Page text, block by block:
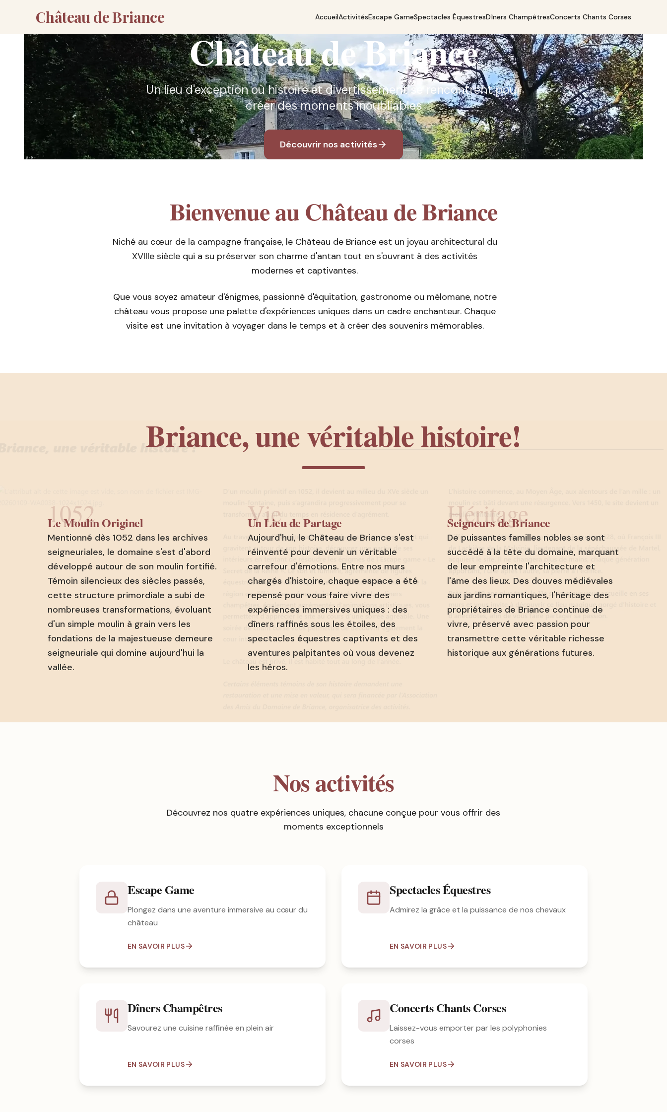
Château de Briance AccueilActivitésEscape GameSpectacles ÉquestresDîners ChampêtresConcerts Chants Corses
Château de Briance
Un lieu d'exception où histoire et divertissement se rencontrent pour
créer des moments inoubliables
Découvrir nos activités
Bienvenue au Château de Briance
Niché au cœur de la campagne française, le Château de Briance est un joyau architectural du
XVIIIe siècle qui a su préserver son charme d'antan tout en s'ouvrant à des activités
modernes et captivantes.
Que vous soyez amateur d'énigmes, passionné d'équitation, gastronome ou mélomane, notre
château vous propose une palette d'expériences uniques dans un cadre enchanteur. Chaque
visite est une invitation à voyager dans le temps et à créer des souvenirs mémorables.
Briance, une véritable histoire!
1052
Le Moulin Originel
Mentionné dès 1052 dans les archives
seigneuriales, le domaine s'est d'abord
développé autour de son moulin fortifié.
Témoin silencieux des siècles passés,
cette structure primordiale a subi de
nombreuses transformations, évoluant
d'un simple moulin à grain vers les
fondations de la majestueuse demeure
seigneuriale qui domine aujourd'hui la
vallée.
Vie
Un Lieu de Partage
Aujourd'hui, le Château de Briance s'est
réinventé pour devenir un véritable
carrefour d'émotions. Entre nos murs
chargés d'histoire, chaque espace a été
repensé pour vous faire vivre des
expériences immersives uniques : des
dîners raffinés sous les étoiles, des
spectacles équestres captivants et des
aventures palpitantes où vous devenez
les héros.
Héritage
Seigneurs de Briance
De puissantes familles nobles se sont
succédé à la tête du domaine, marquant
de leur empreinte l'architecture et
l'âme des lieux. Des douves médiévales
aux jardins romantiques, l'héritage des
propriétaires de Briance continue de
vivre, préservé avec passion pour
transmettre cette véritable richesse
historique aux générations futures.
Nos activités
Découvrez nos quatre expériences uniques, chacune conçue pour vous offrir des
moments exceptionnels
Escape Game
Plongez dans une aventure immersive au cœur du
château
EN SAVOIR PLUS
Spectacles Équestres
Admirez la grâce et la puissance de nos chevaux
EN SAVOIR PLUS
Dîners Champêtres
Savourez une cuisine raffinée en plein air
EN SAVOIR PLUS
Concerts Chants Corses
Laissez-vous emporter par les polyphonies
corses
EN SAVOIR PLUS